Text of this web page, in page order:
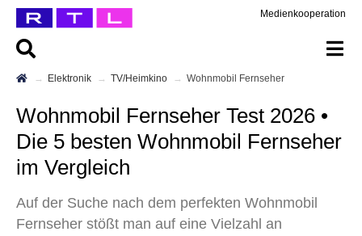
Medienkooperation
Elektronik TV/Heimkino Wohnmobil Fernseher
Wohnmobil Fernseher Test 2026 •
Die 5 besten Wohnmobil Fernseher
im Vergleich
Auf der Suche nach dem perfekten Wohnmobil
Fernseher stößt man auf eine Vielzahl an